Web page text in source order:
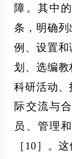
障。其中
条，明确
例、设置
划、选编
科研活动、
际交流与
员、管理
［ 10］。